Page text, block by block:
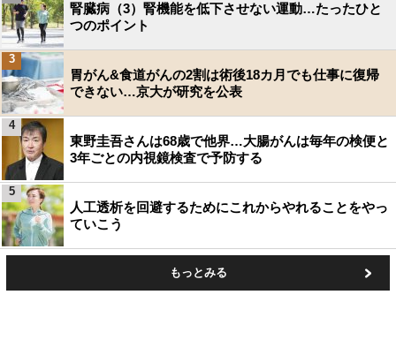
腎臓病（3）腎機能を低下させない運動…たったひと
つのポイント
胃がん&食道がんの2割は術後18カ月でも仕事に復帰
できない…京大が研究を公表
3
東野圭吾さんは68歳で他界…大腸がんは毎年の検便と
3年ごとの内視鏡検査で予防する
4
人工透析を回避するためにこれからやれることをやっ
ていこう
5
もっとみる